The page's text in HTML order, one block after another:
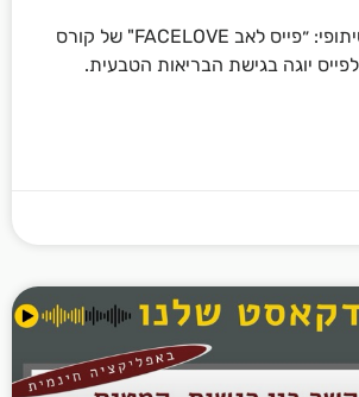
פרויקט חברתי שיתופי: ״פייס לאב FACELOVE" של קורס
יוגה בגישת הבריאות הטבעית.